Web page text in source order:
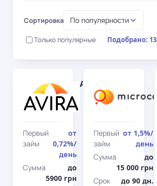
Сортировка По популярности
Только популярные Подобрано: 13
AviraCredit
Первый
займ
от
0,72%/
день
Сумма
до
5900 грн
Первый
займ
от 1,5%/
день
Сумма
до
15 000 грн
Срок
до 90 дн.